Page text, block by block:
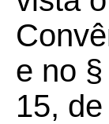
e no
15,